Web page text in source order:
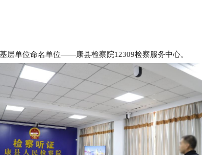
层单位命名单位——康县检察院12309检察服务中心。